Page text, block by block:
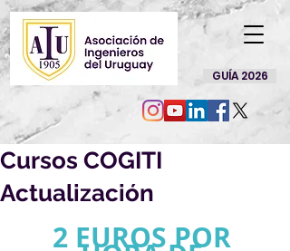
GUÍA 2026
Cursos COGITI
Actualización
2 EUROS POR